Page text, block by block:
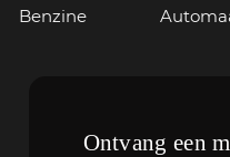
Benzine
Ontvang een